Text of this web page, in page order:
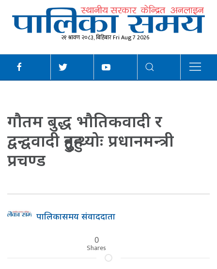
२१ श्रावण २०८३, बिहिबार Fri Aug 7 2026
गौतम बुद्ध भौतिकवादी र
द्वन्द्ववादी हुनुहुन्थ्योः प्रधानमन्त्री
प्रचण्ड
पालिकासमय संवाददाता
0
Shares